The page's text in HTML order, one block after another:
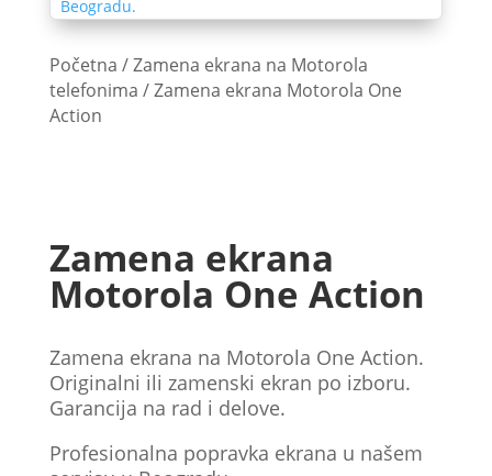
Početna /Zamena ekrana na Motorola
telefonima / Zamena ekrana Motorola One
Action
Zamena ekrana
Motorola One Action
Zamena ekrana na Motorola One Action.
Originalni ili zamenski ekran po izboru.
Garancija na rad i delove.
Profesionalna popravka ekrana u našem